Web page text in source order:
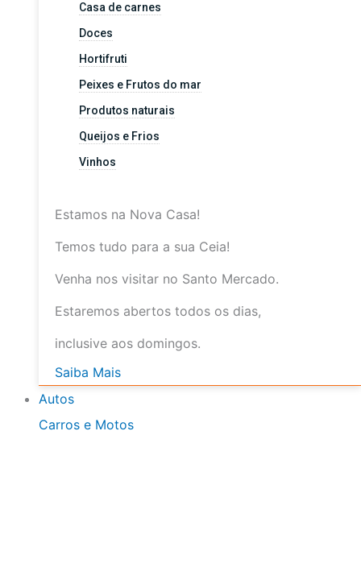
Casa de carnes
Doces
Hortifruti
Peixes e Frutos do mar
Produtos naturais
Queijos e Frios
Vinhos
Estamos na Nova Casa!
Temos tudo para a sua Ceia!
Venha nos visitar no Santo Mercado.
Estaremos abertos todos os dias,
inclusive aos domingos.
Saiba Mais
Autos
Carros e Motos